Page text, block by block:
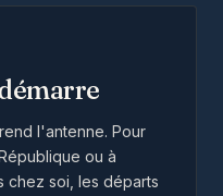
l'antenne. Pour
ou à
chez soi, les départs